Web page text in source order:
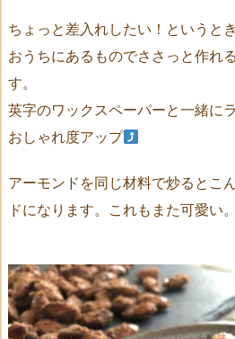
ちょっと差入れしたい！というと
おうちにあるものでささっと作れ
す。
英字のワックスペーパーと一緒に
おしゃれ度アップ
アーモンドを同じ材料で炒るとこ
ドになります。これもまた可愛い。